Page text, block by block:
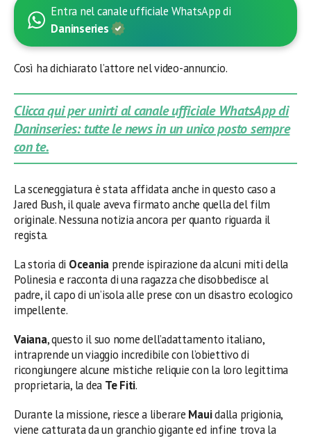
Entra nel canale ufficiale WhatsApp di
Daninseries
Così ha dichiarato l’attore nel video-annuncio.
Clicca qui per unirti al canale ufficiale WhatsApp di
Daninseries: tutte le news in un unico posto sempre
con te.
La sceneggiatura è stata affidata anche in questo caso a
Jared Bush, il quale aveva firmato anche quella del film
originale. Nessuna notizia ancora per quanto riguarda il
regista.
La storia di Oceania prende ispirazione da alcuni miti della
Polinesia e racconta di una ragazza che disobbedisce al
padre, il capo di un’isola alle prese con un disastro ecologico
impellente.
Vaiana, questo il suo nome dell’adattamento italiano,
intraprende un viaggio incredibile con l’obiettivo di
ricongiungere alcune mistiche reliquie con la loro legittima
proprietaria, la dea Te Fiti.
Durante la missione, riesce a liberare Mauidalla prigionia,
viene catturata da un granchio gigante ed infine trova la